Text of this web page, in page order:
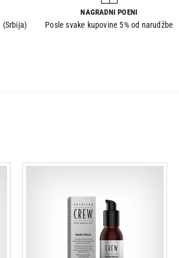
(Srbija)
NAGRADNI POENI
Posle svake kupovine 5% od narudžbe